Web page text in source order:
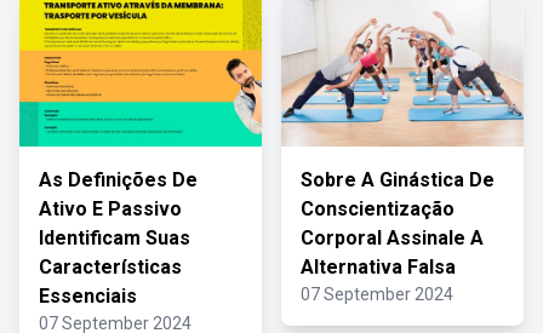
As Definições De
Ativo E Passivo
Identificam Suas
Características
Essenciais
07 September 2024
Sobre A Ginástica De
Conscientização
Corporal Assinale A
Alternativa Falsa
07 September 2024